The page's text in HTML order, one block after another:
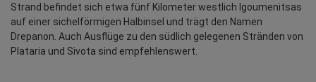
Strand befindet sich etwa fünf Kilometer westlich Igoumenitsas
auf einer sichelförmigen Halbinsel und trägt den Namen
Drepanon. Auch Ausflüge zu den südlich gelegenen Stränden von
Plataria und Sivota sind empfehlenswert.